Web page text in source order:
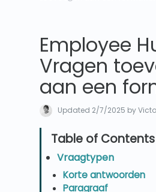
Employee
Vragen
aan een
Updated 2/7/2025 by
Vraagtypen
Korte antwoorden
Paragraaf